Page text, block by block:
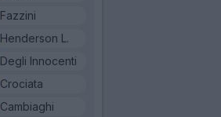
Fazzini
Henderson L.
Degli Innocenti
Crociata
Cambiaghi